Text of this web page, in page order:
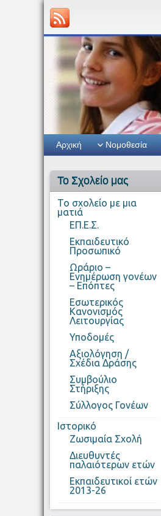
Αρχική Νομοθεσία
Το Σχολείο μας
Το σχολείο με μια
ματιά
ΕΠ.Ε.Σ.
Εκπαιδευτικό
Προσωπικό
Ωράριο –
Ενημέρωση γονέων
– Επόπτες
Εσωτερικός
Κανονισμός
Λειτουργίας
Υποδομές
Αξιολόγηση /
Σχέδια Δράσης
Συμβούλιο
Στήριξης
Σύλλογος Γονέων
Ιστορικό
Ζωσιμαία Σχολή
Διευθυντές
παλαιότερων ετών
Εκπαιδευτικοί ετών
2013-26